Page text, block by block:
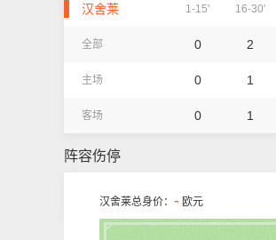
汉舍莱 1-15' 16-30'
全部 0 2
主场 0 1
客场 0 1
阵容伤停
汉舍莱总身价： - 欧元